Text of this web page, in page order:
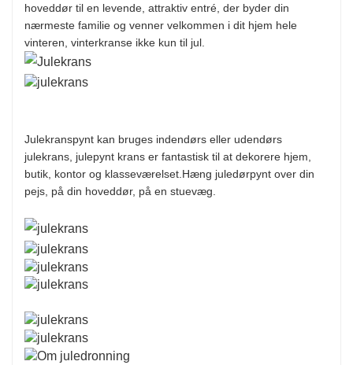
hoveddør til en levende, attraktiv entré, der byder din
nærmeste familie og venner velkommen i dit hjem hele
vinteren, vinterkranse ikke kun til jul.
Julekranspynt kan bruges indendørs eller udendørs
julekrans, julepynt krans er fantastisk til at dekorere hjem,
butik, kontor og klasseværelset.Hæng juledørpynt over din
pejs, på din hoveddør, på en stuevæg.